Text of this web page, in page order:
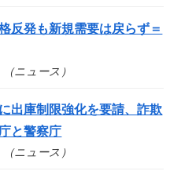
反発も新規需要は戻らず＝
ニュース）
出庫制限強化を要請、詐欺
と警察庁
ニュース）